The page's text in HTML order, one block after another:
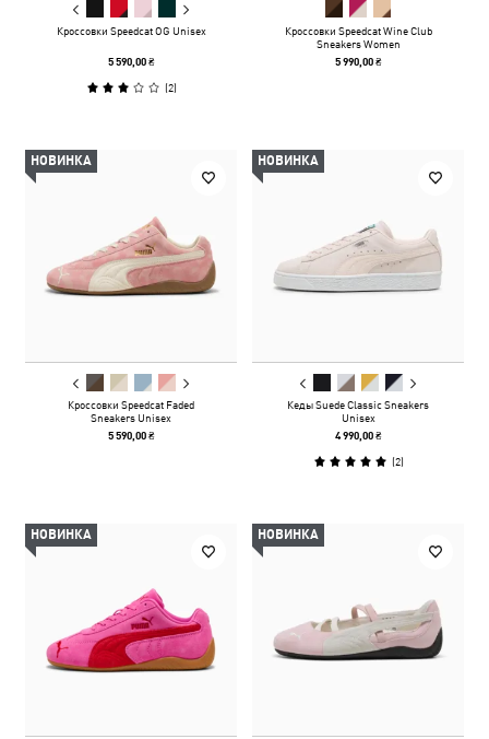
Кроссовки Speedcat OG Unisex
5 590,00 ₴
(2)
Кроссовки Speedcat Wine Club
Sneakers Women
5 990,00 ₴
НОВИНКА
Кроссовки Speedcat Faded
Sneakers Unisex
5 590,00 ₴
НОВИНКА
Кеды Suede Classic Sneakers
Unisex
4 990,00 ₴
(2)
НОВИНКА НОВИНКА